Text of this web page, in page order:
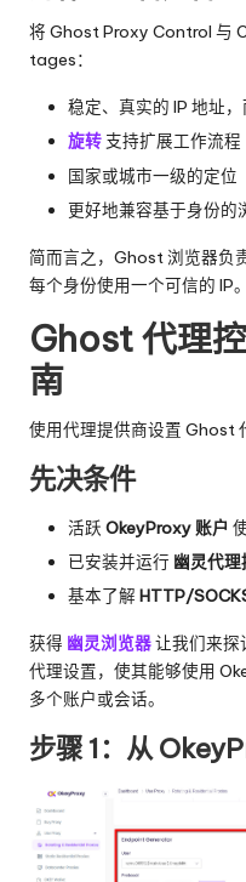
将 Ghost Proxy Control 与
tages：
稳定、真实的 IP 地址
旋转 支持扩展工作流程
国家或城市一级的定位
更好地兼容基于身份的
简而言之，Ghost 浏览器负
每个身份使用一个可信的 IP。
Ghost 代理
南
使用代理提供商设置 Ghost
先决条件
活跃 OkeyProxy 账户
已安装并运行 幽灵代理
基本了解 HTTP/
获得 幽灵浏览器让我们来探
代理设置，使其能够使用
多个账户或会话。
步骤 1：从